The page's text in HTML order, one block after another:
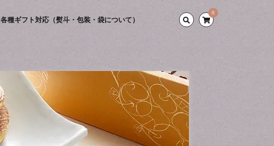
各種ギフト対応（熨斗・包装・袋について）
0